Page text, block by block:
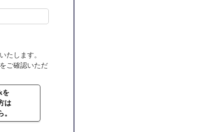
たします。
ご確認いただ
を
は
。